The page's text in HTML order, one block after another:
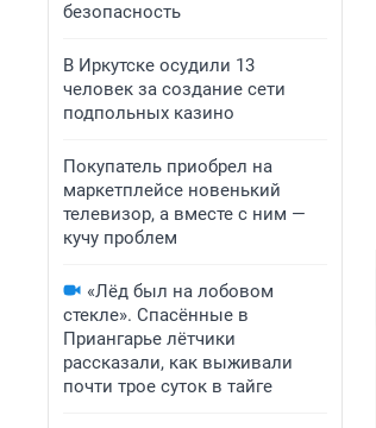
безопасность
В Иркутске осудили 13
человек за создание сети
подпольных казино
Покупатель приобрел на
маркетплейсе новенький
телевизор, а вместе с ним —
кучу проблем
«Лёд был на лобовом
стекле». Спасённые в
Приангарье лётчики
рассказали, как выживали
почти трое суток в тайге